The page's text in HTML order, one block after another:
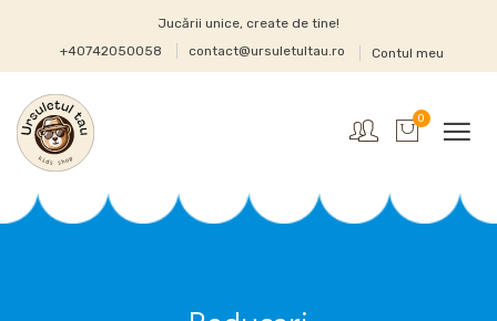
Jucării unice, create de tine!
+40742050058
contact@ursuletultau.ro Contul meu
0